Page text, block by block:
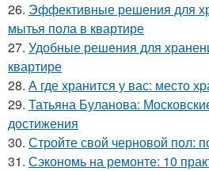
26. Эффективные решения для
мытья пола в квартире
27. Удобные решения для
квартире
28. А где хранится у вас: место
29. Татьяна Буланова:
достижения
30. Стройте свой черновой пол:
31. Сэкономь на ремонте: 10